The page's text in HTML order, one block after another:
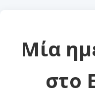
Μία
στο